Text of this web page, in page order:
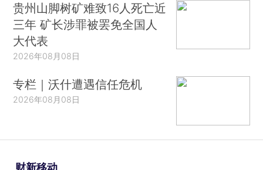
贵州山脚树矿难致16人死亡近
三年 矿长涉罪被罢免全国人
大代表
2026年08月08日
专栏｜沃什遭遇信任危机
2026年08月08日
财新移动